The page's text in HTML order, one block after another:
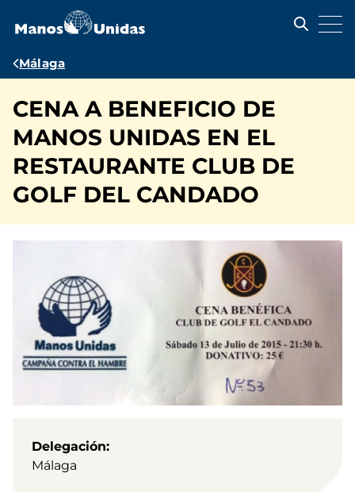
contenido
Ruta
navegación
Málaga
CENA A BENEFICIO DE
MANOS UNIDAS EN EL
RESTAURANTE CLUB DE
GOLF DEL CANDADO
Delegación
Málaga